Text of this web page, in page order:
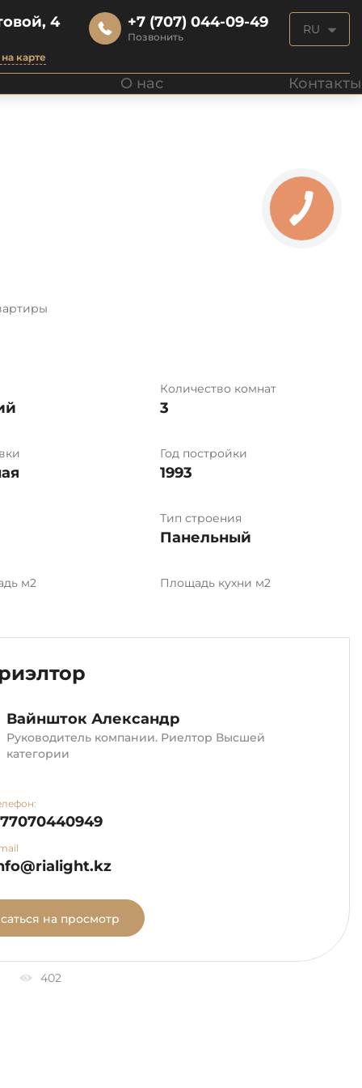
4
карте
+7 (707) 044-09-49
Позвонить
RU
О нас Контакты
Количество комнат
3
Год постройки
1993
Тип строения
Панельный
м2 Площадь кухни м2
Вайншток Александр
Руководитель компании. Риелтор Высшей
категории
на просмотр
402